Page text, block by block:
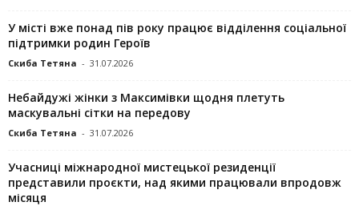
У місті вже понад пів року працює відділення соціальної
підтримки родин Героїв
Скиба Тетяна - 31.07.2026
Небайдужі жінки з Максимівки щодня плетуть
маскувальні сітки на передову
Скиба Тетяна - 31.07.2026
Учасниці міжнародної мистецької резиденції
представили проєкти, над якими працювали впродовж
місяця